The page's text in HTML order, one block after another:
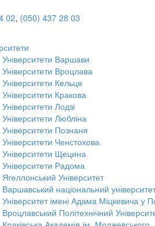
02, (050) 437 28 03
Університети Варшави
Університети Вроцлава
Університети Кельце
Університети Кракова
Університети Лодзі
Університети Любліна
Університети Познаня
Університети Ченстохова
Університети Щецина
Університети Радома
Ягеллонський Університет
Варшавський національний
Університет імені Адама Міцкевича у
Вроцлавський Політехнічний